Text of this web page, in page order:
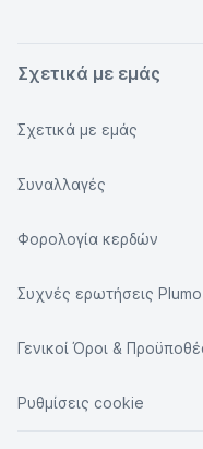
Σχετικά με εμάς
Σχετικά με εμάς
Συναλλαγές
Φορολογία κερδών
Συχνές ερωτήσεις
Γενικοί Όροι &
Ρυθμίσεις cookie